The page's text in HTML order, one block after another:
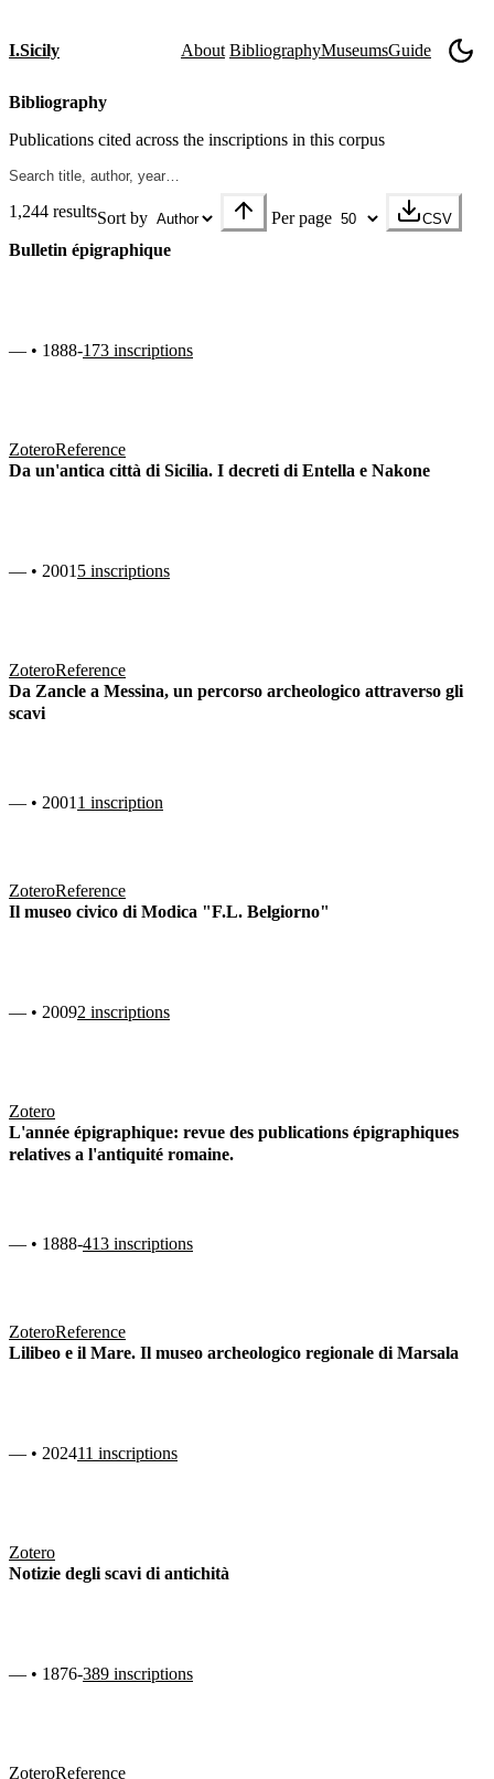
I.Sicily About BibliographyMuseumsGuide
Bibliography
Publications cited across the inscriptions in this corpus
1,244 resultsSort by Per page CSV
Bulletin épigraphique
— • 1888- 173 inscriptions
ZoteroReference
Da un'antica città di Sicilia. I decreti di Entella e Nakone
— • 2001 5 inscriptions
ZoteroReference
Da Zancle a Messina, un percorso archeologico attraverso gli
scavi
— • 2001 1 inscription
ZoteroReference
Il museo civico di Modica "F.L. Belgiorno"
— • 2009 2 inscriptions
Zotero
L'année épigraphique: revue des publications épigraphiques
relatives a l'antiquité romaine.
— • 1888- 413 inscriptions
ZoteroReference
Lilibeo e il Mare. Il museo archeologico regionale di Marsala
— • 2024 11 inscriptions
Zotero
Notizie degli scavi di antichità
— • 1876- 389 inscriptions
ZoteroReference